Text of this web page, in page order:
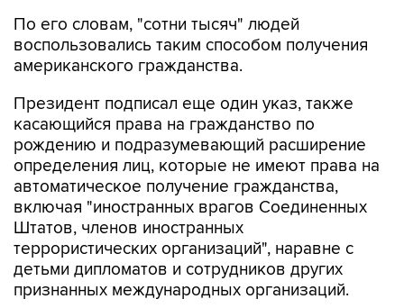
По его словам, "сотни тысяч" людей
воспользовались таким способом получения
американского гражданства.
Президент подписал еще один указ, также
касающийся права на гражданство по
рождению и подразумевающий расширение
определения лиц, которые не имеют права на
автоматическое получение гражданства,
включая "иностранных врагов Соединенных
Штатов, членов иностранных
террористических организаций", наравне с
детьми дипломатов и сотрудников других
признанных международных организаций.